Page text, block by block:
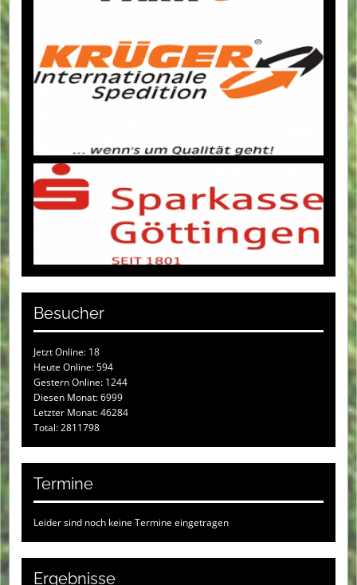
Besucher
Jetzt Online: 18
Heute Online: 594
Gestern Online: 1244
Diesen Monat: 6999
Letzter Monat: 46284
Total: 2811798
Termine
Leider sind noch keine Termine eingetragen
Ergebnisse